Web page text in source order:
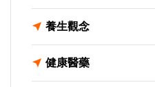
養生觀念
健康醫藥